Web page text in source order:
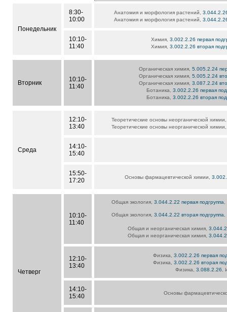
Понедельник
8:30-
10:00
Анатомия и морфология растений,
Анатомия и морфология растений,
10:10-
11:40
Химия,3.002.2.26 первая
Химия,3.002.2.26 вторая
Вторник
10:10-
11:40
Органическая химия,5.005.2.24
Органическая химия,5.005.2.24
Органическая химия,3.087.2.24
Ботаника,3.002.2.26 первая
Ботаника,3.002.2.26 вторая
Среда
12:10-
13:40
Теоретические основы неорганической
Теоретические основы неорганической
14:10-
15:40
15:50-
17:20
Основы фармацевтической химии,
Четверг
10:10-
11:40
Общая экология, 3.044.2.22 первая подгруппа
Общая экология, 3.044.2.22 вторая подгруппа
Общая и неорганическая химия,
Общая и неорганическая химия,
12:10-
13:40
Физика,3.002.2.26 первая
Физика,3.002.2.26 вторая
Физика, 3.088.2.26 ,
14:10-
15:40
Основы